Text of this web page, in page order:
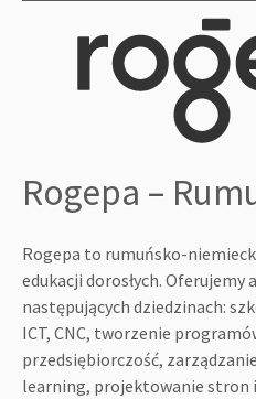
Rogepa –
Rogepa to rumuńsko-
edukacji dorosłych.
następujących dziedzinach:
ICT, CNC, tworzenie
przedsiębiorczość,
learning, projektowanie